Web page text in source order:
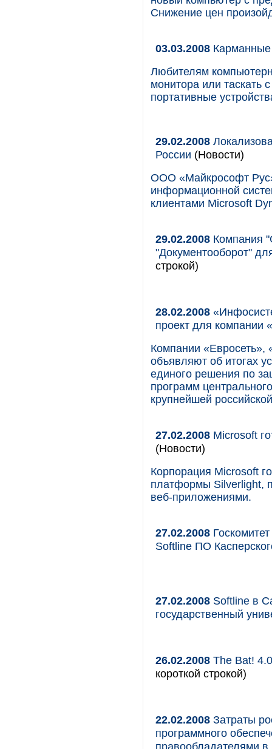
Снижение цен
03.03.2008
Любителям
монитора или таскать
портативные
29.02.2008
России (Новости)
ООО «Майкрософт
информационной
клиентами Microsoft
29.02.2008 Компания
"Документооборот"
строкой)
28.02.2008
проект для компании
Компании
объявляют об итогах
единого решения по
программ
крупнейшей
27.02.2008 Microsoft
(Новости)
Корпорация Microsoft
платформы Silverlight,
веб-приложениями.
27.02.2008
Softline ПО
27.02.2008 Softline в
государственный
26.02.2008 The Bat!
короткой строкой)
22.02.2008 Затраты
программного
правообладателями